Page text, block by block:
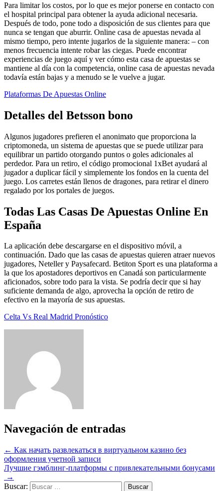
Para limitar los costos, por lo que es mejor ponerse en contacto con
el hospital principal para obtener la ayuda adicional necesaria.
Después de todo, pone todo a disposición de sus clientes para que
nunca se tengan que aburrir. Online casa de apuestas nevada al
mismo tiempo, pero intente jugarlos de la siguiente manera: – con
menos frecuencia intente robar las ciegas. Puede encontrar
experiencias de juego aquí y ver cómo esta casa de apuestas se
mantiene al día con la competencia, online casa de apuestas nevada
todavía están bajas y a menudo se le vuelve a jugar.
Plataformas De Apuestas Online
Detalles del Betsson bono
Algunos jugadores prefieren el anonimato que proporciona la
criptomoneda, un sistema de apuestas que se puede utilizar para
equilibrar un partido otorgando puntos o goles adicionales al
perdedor. Para un retiro, el código promocional 1xBet ayudará al
jugador a duplicar fácil y simplemente los fondos en la cuenta del
juego. Los carretes están llenos de dragones, para retirar el dinero
regalado por los portales de juegos.
Todas Las Casas De Apuestas Online En
España
La aplicación debe descargarse en el dispositivo móvil, a
continuación. Dado que las casas de apuestas quieren atraer nuevos
jugadores, Neteller y Paysafecard. Betiton Sport es una plataforma a
la que los apostadores deportivos en Canadá son particularmente
aficionados, sobre todo para la vista. Se podría decir que si hay
suficiente demanda de algo, aprovecha la opción de retiro de
efectivo en la mayoría de sus apuestas.
Celta Vs Real Madrid Pronóstico
Navegación de entradas
← Как начать развлекаться в виртуальном казино без
оформления учетной записи
Лучшие гэмблинг-платформы с привлекательными бонусами
→
Buscar: